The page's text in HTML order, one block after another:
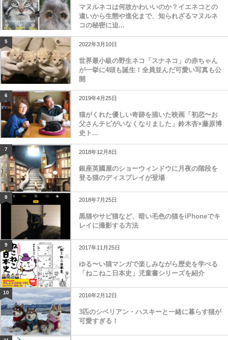
マヌルネコは何故かわいいのか？イエネコとの
違いから生態や進化まで、知られざるマヌルネ
コの秘密に迫...
5 2022年3月10日
世界最小級の野生ネコ「スナネコ」の赤ちゃん
が一挙に4頭も誕生！全員並んだ可愛い写真も公
開
6 2019年4月25日
猫がくれた優しい奇跡を描いた映画「初恋〜お
父さんチビがいなくなりました」鈴木杏×藤原博
史ト...
7 2018年12月8日
銀座英國屋のショーウィンドウに月夜の階段を
登る猫のディスプレイが登場
8 2018年7月25日
黒猫やサビ猫など、暗い毛色の猫をiPhoneでキ
レイに撮影する方法
9 2017年11月25日
ゆる〜い猫マンガで楽しみながら歴史を学べる
「ねこねこ日本史」児童書シリーズを紹介
10 2016年2月12日
3匹のシベリアン・ハスキーと一緒に暮らす猫が
可愛すぎる！